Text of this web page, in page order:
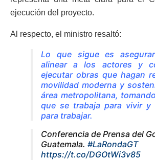
ejecución del proyecto.
Al respecto, el ministro resaltó:
Lo que sigue es
alinear a los actores y
ejecutar obras que hagan
movilidad moderna y
área metropolitana,
que se trabaja para vivir y
para trabajar.
Conferencia de Prensa del
Guatemala. #LaRondaGT
https://t.co/DGOtWi3v85